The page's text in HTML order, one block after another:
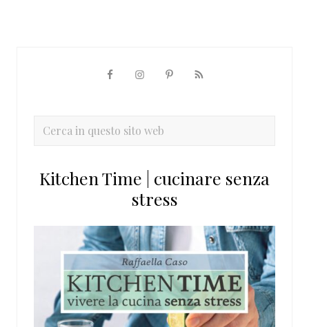
primaria
Cerca
sito
Kitchen Time | cucinare senza
stress